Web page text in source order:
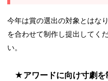
今年は賞の選出の対象とはな
を合わせて制作し提出してく
い。
★アワードに向け寸劇